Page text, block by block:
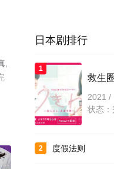
,
日本剧排行
1
救生
2021 /
状态：
2 度假法则